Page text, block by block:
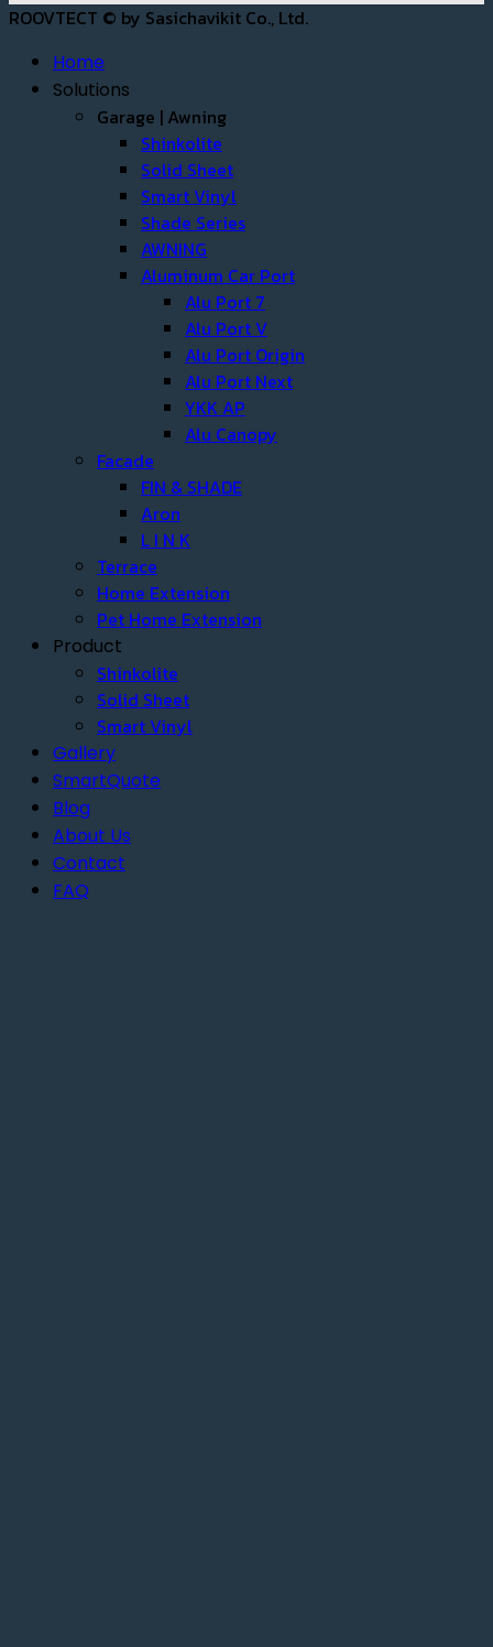
ROOVTECT © by Sasichavikit Co., Ltd.
Home
Solutions
Garage | Awning
Shinkolite
Solid Sheet
Smart Vinyl
Shade Series
AWNING
Aluminum Car Port
Alu Port 7
Alu Port V
Alu Port Origin
Alu Port Next
YKK AP
Alu Canopy
Facade
FIN & SHADE
Aron
L I N K
Terrace
Home Extension
Pet Home Extension
Product
Shinkolite
Solid Sheet
Smart Vinyl
Gallery
SmartQuote
Blog
About Us
Contact
FAQ